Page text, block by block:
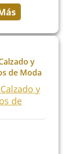
y
de Moda